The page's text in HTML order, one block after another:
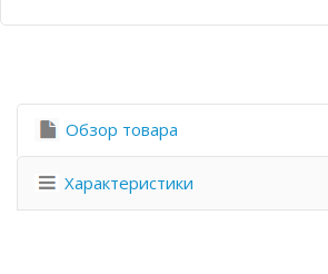
Обзор товара
Характеристики